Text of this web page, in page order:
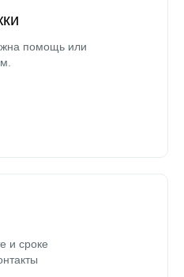
помощь или
и сроке